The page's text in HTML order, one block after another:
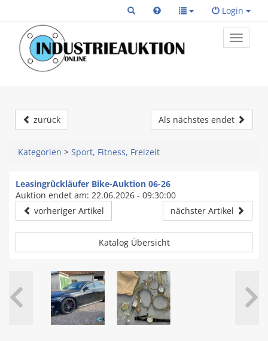
Login
Toggle
primary
zurück Als nächstes endet
Kategorien > Sport, Fitness, Freizeit
Leasingrückläufer Bike-Auktion 06-26
Auktion endet am: 22.06.2026 - 09:30:00
vorheriger Artikel
nächster Artikel
Katalog Übersicht